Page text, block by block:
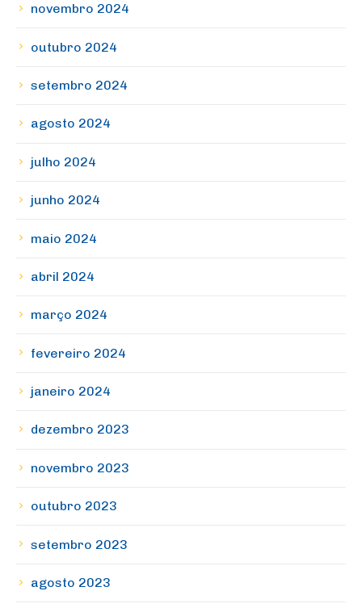
novembro 2024
outubro 2024
setembro 2024
agosto 2024
julho 2024
junho 2024
maio 2024
abril 2024
março 2024
fevereiro 2024
janeiro 2024
dezembro 2023
novembro 2023
outubro 2023
setembro 2023
agosto 2023